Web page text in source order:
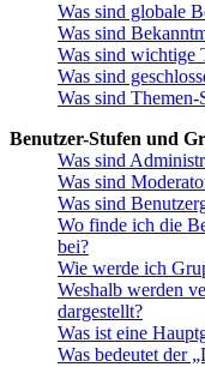
Was sind globale
Was sind
Was sind wichtige
Was sind
Was sind Themen-
Benutzer-Stufen und
Was sind
Was sind
Was sind
Wo finde ich die
bei?
Wie werde ich
Weshalb werden
dargestellt?
Was ist eine
Was bedeutet der